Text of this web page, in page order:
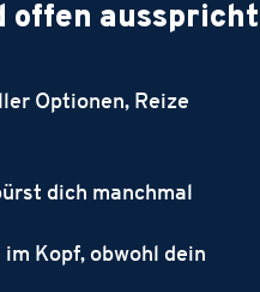
offen ausspricht
Optionen, Reize
dich manchmal
Kopf, obwohl dein